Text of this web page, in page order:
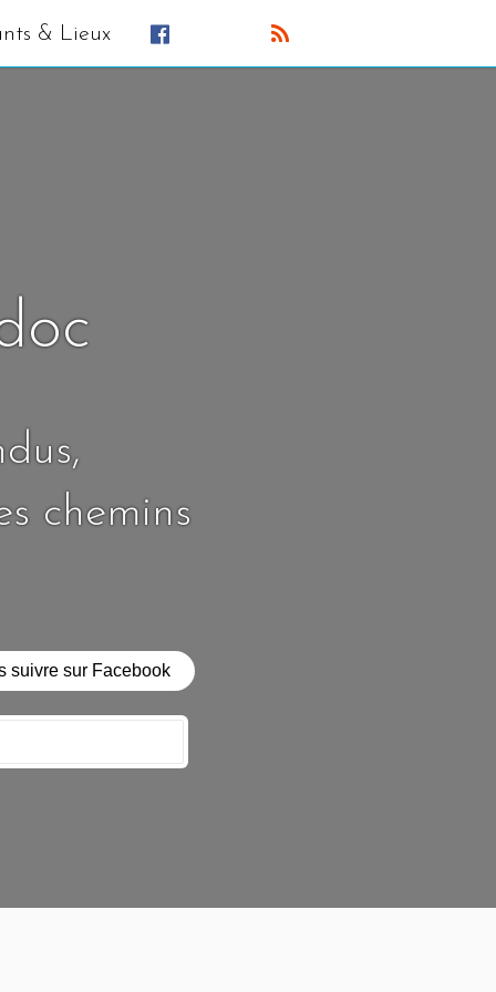
& Lieux
chemins
suivre sur Facebook